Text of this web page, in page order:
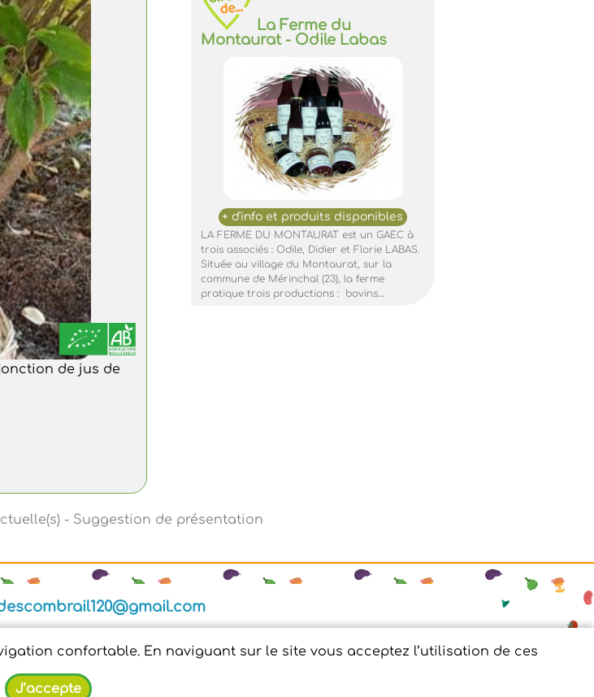
de jus de
La Ferme du
Montaurat - Odile Labas
LA FERME DU MONTAURAT est un GAEC à
trois associés : Odile, Didier et Florie LABAS.
Située au village du Montaurat, sur la
commune de Mérinchal (23), la ferme
pratique trois productions : bovins…
de Ventes| Protection des données personnelles
- Conception :
confortable. En naviguant sur le site vous acceptez l’utilisation de ces
J’accepte